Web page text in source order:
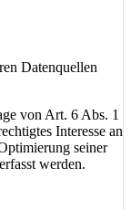
Datenquellen
von Art. 6 Abs. 1
Interesse an
seiner
werden.